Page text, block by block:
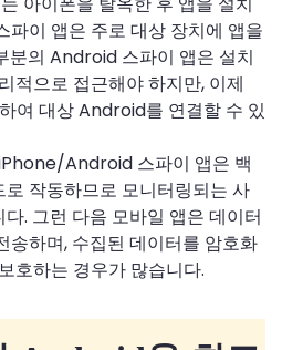
이 앱은 주로 대상 장치에 앱을
분의 Android 스파이 앱은 설치
적으로 접근해야 하지만, 이제
여 대상 Android를 연결할 수 있
Android 스파이 앱은 백
작동하므로 모니터링되는 사
. 그런 다음 모바일 앱은 데이터
송하며, 수집된 데이터를 암호화
호하는 경우가 많습니다.